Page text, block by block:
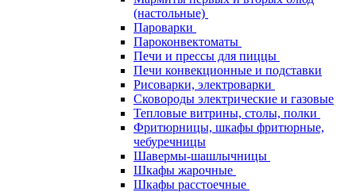
(настольные)
Пароварки
Пароконвектоматы
Печи и прессы для пиццы
Печи конвекционные и подставки
Рисоварки, электроварки
Сковороды электрические и газовые
Тепловые витрины, столы, полки
Фритюрницы, шкафы фритюрные,
чебуречницы
Шавермы-шашлычницы
Шкафы жарочные
Шкафы расстоечные